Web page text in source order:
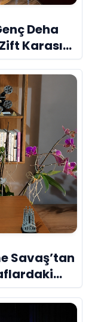
Deha
Karası
Savaş’tan